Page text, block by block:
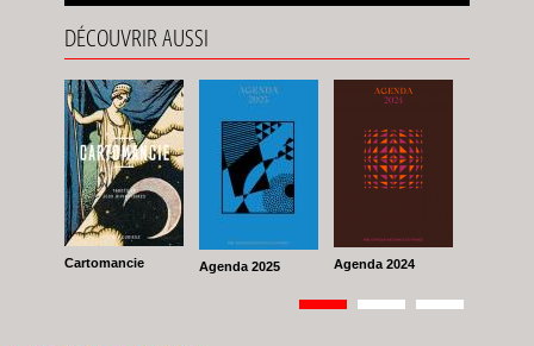
DÉCOUVRIR AUSSI
Cartomancie Agenda 2025 Agenda 2024
Pagination
Page
1 Page
2 Page
3